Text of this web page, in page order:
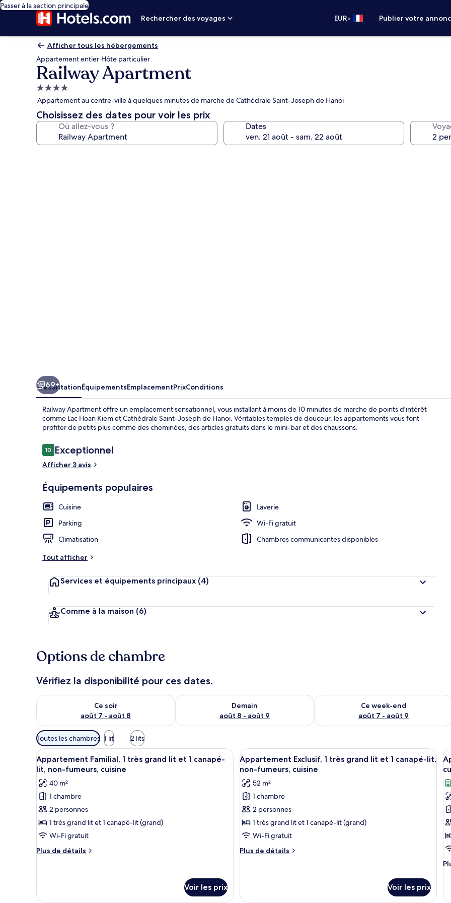
Passer à la section principale
Rechercher des voyages
EUR• Publier votre
Afficher tous les hébergements
Appartement entier·Hôte particulier
Railway Apartment
Hébergement
4.0 étoiles
Appartement au centre-ville à quelques minutes de marche de Cathédrale Saint-Joseph de Hanoï
Choisissez des dates pour voir les prix
Où allez-vous ? Dates
69+
PrésentationÉquipementsEmplacementPrixConditions
Railway Apartment offre un emplacement sensationnel, vous installant à moins de 10 minutes de marche de points d'intérêt
comme Lac Hoan Kiem et Cathédrale Saint-Joseph de Hanoï. Véritables temples de douceur, les appartements vous font
profiter de petits plus comme des cheminées, des articles gratuits dans le mini-bar et des chaussons.
Avis
voyageurs
1010 sur 10
Exceptionnel
Afficher 3 avis
Équipements populaires
Cuisine
Laverie
Parking
Wi-Fi gratuit
Climatisation
Chambres communicantes disponibles
Tout afficher
Services et équipements principaux (4)
Comme à la maison (6)
Options de chambre
Vérifiez la disponibilité pour ces dates.
Ce soir
août 7 - août 8
Vérifier la disponibilité pour ce soir août 7 - août 8
Demain
août 8 - août 9
Vérifier la disponibilité pour demain août 8 - août 9
Ce week-end
août 7 - août 9
Vérifier la disponibilité pour ce week-
Filtres
disponibles
pour
les
chambres
Toutes les chambres 1 lit 2 lits
Afficher
toutes
les
photos
pour
ce
type
de
chambre :
Appartement
Une chambre moderne avec un canapé-lit gris, une armoire en bois et une petite table agrémentée d’une
22
Appartement Familial, 1 très grand lit et 1 canapé-
lit, non-fumeurs, cuisine
40 m²
1 chambre
2 personnes
1 très grand lit et 1 canapé-lit (grand)
Wi-Fi gratuit
Plus de détails
Plus
type
Voir les prix
Afficher
toutes
les
photos
pour
ce
type
de
chambre :
Appartement
Une cuisine avec une plaque de
23
Appartement Exclusif, 1 très grand lit et 1 canapé-lit,
non-fumeurs, cuisine
52 m²
1 chambre
2 personnes
1 très grand lit et 1 canapé-lit (grand)
Wi-Fi gratuit
Plus de détails
Plus
type
Voir les prix
les
le